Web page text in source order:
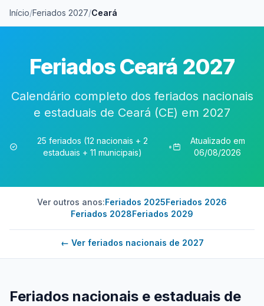
Início/Feriados 2027/Ceará
Feriados Ceará 2027
Calendário completo dos feriados nacionais
e estaduais de Ceará (CE) em 2027
25 feriados (12 nacionais + 2
estaduais + 11 municipais)
•
Atualizado em
06/08/2026
Ver outros anos:Feriados 2025Feriados 2026
Feriados 2028Feriados 2029
← Ver feriados nacionais de 2027
Feriados nacionais e estaduais de